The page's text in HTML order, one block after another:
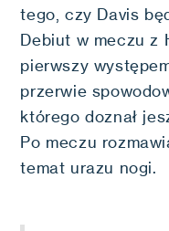
tego, czy Davis
Debiut w meczu z
pierwszy
przerwie
którego doznał
Po meczu
temat urazu nogi.